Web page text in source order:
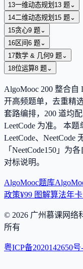
13一维动态规划 13 题 ⌄
14二维动态规划 15 题 ⌄
15贪心9 题 ⌄
16 区间 6 题 ⌄
17数学 & 几何9 题 ⌄
18位运算8 题 ⌄
AlgoMooc 200 整合自
开高频题单，去重精
套路编排， 200 道均
LeetCode 为准。 本
LeetCode、NeetCode
「NeetCode150」为
对标说明。
AlgoMooc题库
政策¥99 图解算法年
© 2026 广州慕课网络
所有
粤ICP备2020142650号